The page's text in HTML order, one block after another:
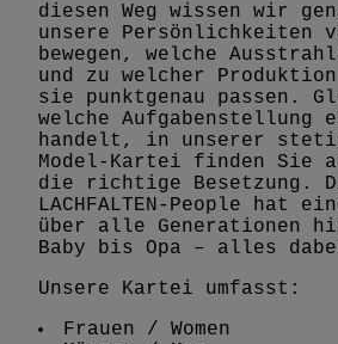
diesen Weg wissen wir
unsere Persönlichkeiten
bewegen, welche
und zu welcher Produktion
sie punktgenau passen.
welche Aufgabenstellung
handelt, in unserer stetig
Model-Kartei finden Sie
die richtige Besetzung.
LACHFALTEN-People hat
über alle Generationen
Baby bis Opa – alles
Unsere Kartei umfasst:
Frauen / Women